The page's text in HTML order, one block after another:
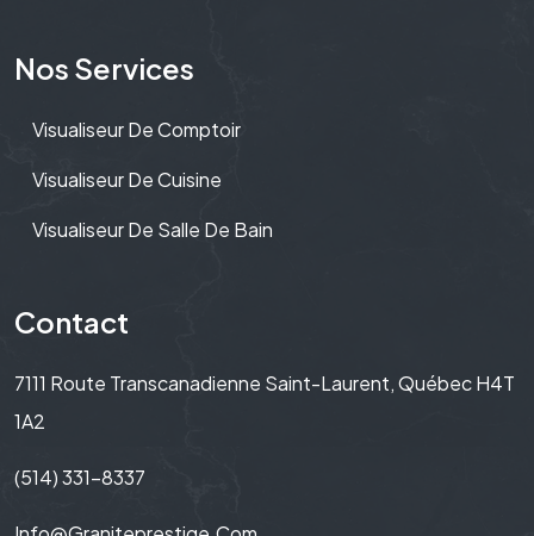
Nos Services
Visualiseur De Comptoir
Visualiseur De Cuisine
Visualiseur De Salle De Bain
Contact
7111 Route Transcanadienne Saint-Laurent, Québec H4T
1A2
(514) 331-8337